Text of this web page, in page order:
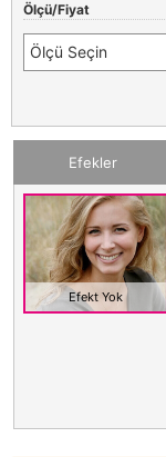
Ölçü/Fiyat
Ölçü Seçin
Efekler
Efekt Yok